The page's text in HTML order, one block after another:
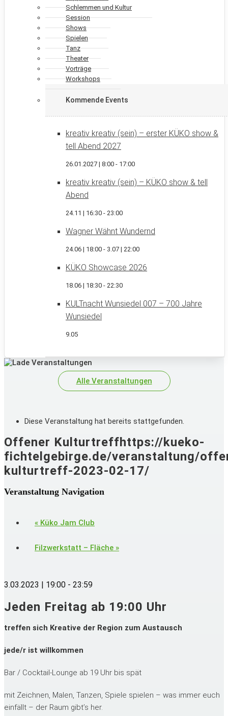
Schlemmen und Kultur
Session
Shows
Spielen
Tanz
Theater
Vorträge
Workshops
Kommende Events
kreativ kreativ (sein) – erster KÜKO show &
tell Abend 2027
26.01.2027 | 8:00 - 17:00
kreativ kreativ (sein) – KÜKO show & tell
Abend
24.11 | 16:30 - 23:00
Wagner Wähnt Wundernd
24.06 | 18:00 - 3.07 | 22:00
KÜKO Showcase 2026
18.06 | 18:30 - 22:30
KULTnacht Wunsiedel 007 – 700 Jahre
Wunsiedel
9.05
Alle Veranstaltungen
Diese Veranstaltung hat bereits stattgefunden.
Offener Kulturtreffhttps://kueko-
fichtelgebirge.de/veranstaltung/
kulturtreff-2023-02-17/
Veranstaltung Navigation
« Küko Jam Club
Filzwerkstatt – Fläche »
3.03.2023 | 19:00 - 23:59
Jeden Freitag ab 19:00 Uhr
treffen sich Kreative der Region zum Austausch
jede/r ist willkommen
Bar / Cocktail-Lounge ab 19 Uhr bis spät
mit Zeichnen, Malen, Tanzen, Spiele spielen – was immer euch
einfällt – der Raum gibt’s her.